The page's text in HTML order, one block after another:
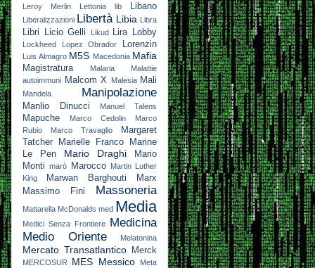
Leroy Merlin
Lettonia lib Libano
Liberalizzazioni Libertà Libia Libra
Libri Licio Gelli Likud Lira Lobby
Lockheed Lopez Obrador Lorenzin
Luis Almagro M5S Macedonia Mafia
Magistratura Malaria
Malattie
autoimmuni Malcom X Malesia Mali
Mandela Manipolazione
Manlio Dinucci Manuel Talens
Mapuche Marco Cedolin
Marco
Rubio
Marco Travaglio
Margaret
Tatcher
Marielle Franco
Marine
Le Pen
Mario Draghi
Mario
Monti
marò Marocco
Martin Luther
King
Marwan Barghouti
Marx
Massimo Fini
Massoneria
Mattarella McDonalds med Media
Medici Senza Frontiere Medicina
Medio Oriente
Melatonina
Mercato Transatlantico Merck
MERCOSUR MES Messico
Meta